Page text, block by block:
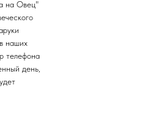
на Овец"
наших
телефона
день,